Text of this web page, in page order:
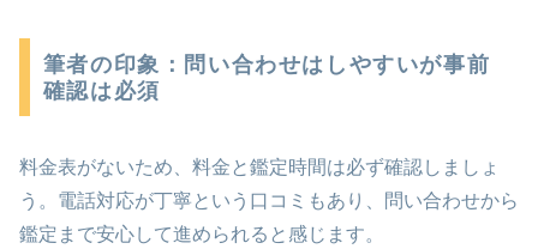
筆者の印象：問い合わせはしやすいが事前
確認は必須
料金表がないため、料金と鑑定時間は必ず確認しましょ
う。電話対応が丁寧という口コミもあり、問い合わせから
鑑定まで安心して進められると感じます。